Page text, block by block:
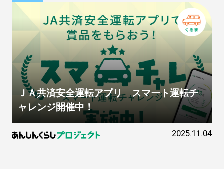
ＪＡ共済安全運転アプリ スマート運転チ
ャレンジ開催中！
2025.11.04